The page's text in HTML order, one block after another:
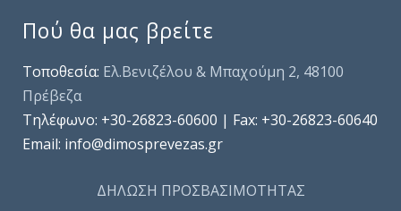
Πού θα μας βρείτε
Τοποθεσία: Ελ.Βενιζέλου & Μπαχούμη 2, 48100
Πρέβεζα
Τηλέφωνo: +30-26823-60600 | Fax: +30-26823-60640
Email: info@dimosprevezas.gr
ΔΗΛΩΣΗ ΠΡΟΣΒΑΣΙΜΟΤΗΤΑΣ